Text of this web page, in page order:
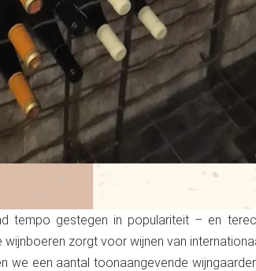
tempo gestegen in populariteit – en
zorgt voor wijnen van
we een aantal toonaangevende